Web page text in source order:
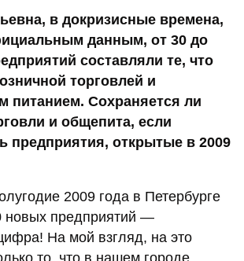
в докризисные времена,
данным, от 30 до
составляли те, что
торговлей и
питанием. Сохраняется ли
и общепита, если
предприятия, открытые в 2009
2009 года в Петербурге
новых предприятий —
На мой взгляд, на это
то, что в нашем городе